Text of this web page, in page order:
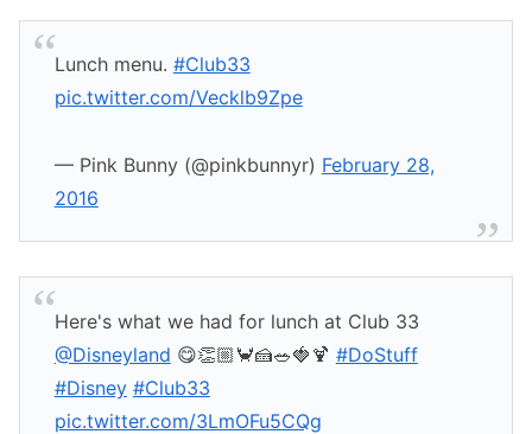
Lunch menu. #Club33
pic.twitter.com/Vecklb9Zpe
— Pink Bunny (@pinkbunnyr) February 28,
2016
Here's what we had for lunch at Club 33
@Disneyland 😋👏🏼🦀🍰🥗🍓🍹 #DoStuff
#Disney #Club33
pic.twitter.com/3LmOFu5CQg